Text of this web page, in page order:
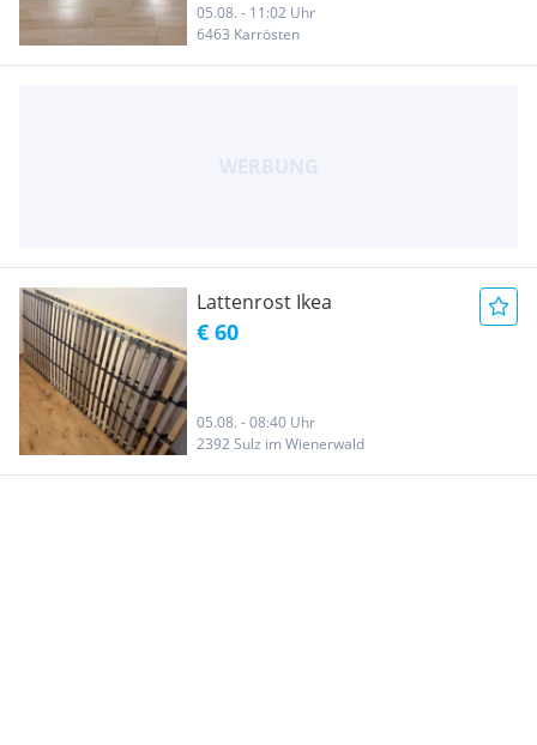
05.08. - 11:02 Uhr
6463 Karrösten
Lattenrost Ikea
€ 60
05.08. - 08:40 Uhr
2392 Sulz im Wienerwald